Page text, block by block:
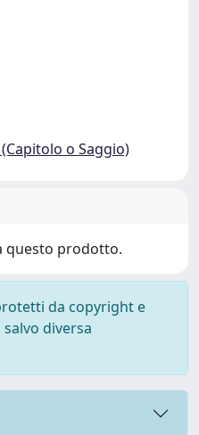
o Saggio)
questo prodotto.
da copyright e
diversa